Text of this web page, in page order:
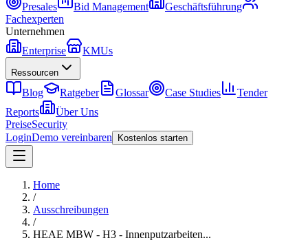
Presales
Bid Management
Geschäftsführung
Fachexperten
Unternehmen
Enterprise
KMUs
Ressourcen
Blog Ratgeber Glossar Case Studies
Tender
Reports
Über Uns
PreiseSecurity
LoginDemo vereinbaren Kostenlos starten
Home
/
Ausschreibungen
/
HEAE MBW - H3 - Innenputzarbeiten...